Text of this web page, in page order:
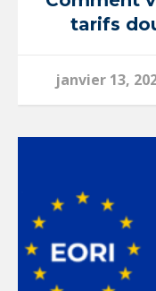
tarifs
janvier 13,